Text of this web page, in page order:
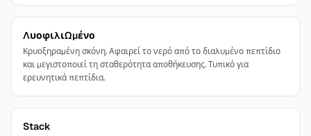
Λυοφιλιωμένο
Κρυοξηραμένη σκόνη. Αφαιρεί το νερό από το διαλυμένο πεπτίδιο
και μεγιστοποιεί τη σταθερότητα αποθήκευσης. Τυπικό για
ερευνητικά πεπτίδια.
Stack